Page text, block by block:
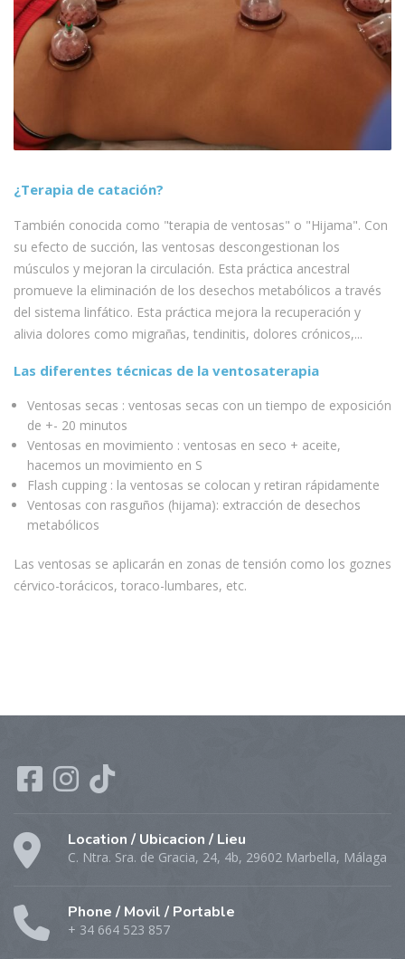
¿Terapia de catación?
También conocida como "terapia de ventosas" o "Hijama". Con
su efecto de succión, las ventosas descongestionan los
músculos y mejoran la circulación. Esta práctica ancestral
promueve la eliminación de los desechos metabólicos a través
del sistema linfático. Esta práctica mejora la recuperación y
alivia dolores como migrañas, tendinitis, dolores crónicos,...
Las diferentes técnicas de la ventosaterapia
Ventosas secas : ventosas secas con un tiempo de exposición
de +- 20 minutos
Ventosas en movimiento : ventosas en seco + aceite,
hacemos un movimiento en S
Flash cupping : la ventosas se colocan y retiran rápidamente
Ventosas con rasguños (hijama): extracción de desechos
metabólicos
Las ventosas se aplicarán en zonas de tensión como los goznes
cérvico-torácicos, toraco-lumbares, etc.
Location / Ubicacion / Lieu
C. Ntra. Sra. de Gracia, 24, 4b, 29602 Marbella, Málaga
Phone / Movil / Portable
+ 34 664 523 857